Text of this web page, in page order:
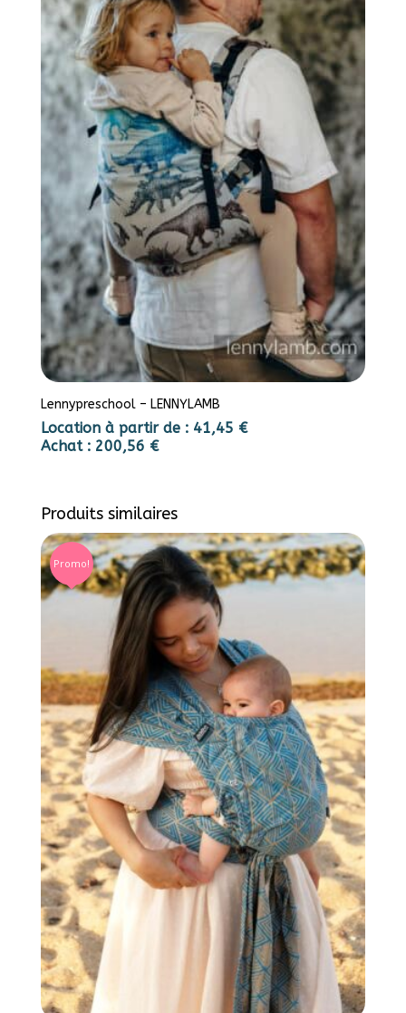
Lennypreschool – LENNYLAMB
Location à partir de : 41,45 €
Achat : 200,56 €
Produits similaires
Promo!